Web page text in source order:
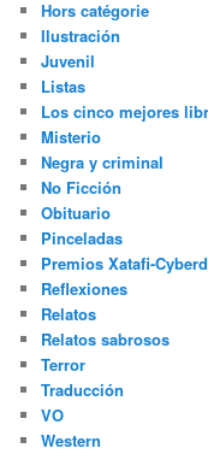
Hors catégorie
Ilustración
Juvenil
Listas
Los cinco mejores
Misterio
Negra y criminal
No Ficción
Obituario
Pinceladas
Premios Xatafi-
Reflexiones
Relatos
Relatos sabrosos
Terror
Traducción
VO
Western